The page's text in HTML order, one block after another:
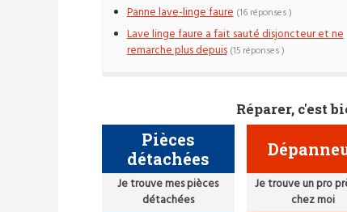
Panne lave-linge faure (16 réponses )
Lave linge faure a fait sauté disjoncteur et ne
remarche plus depuis (15 réponses )
Réparer, c'est
Pièces
détachées
Je trouve mes pièces
détachées
Je trouve un pro
chez moi